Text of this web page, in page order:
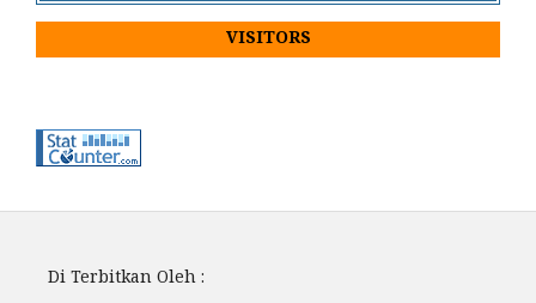
VISITORS
Di Terbitkan Oleh :